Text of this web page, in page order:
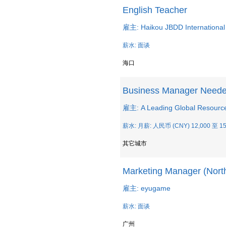
English Teacher
雇主: Haikou JBDD
薪水: 面谈
海口
Business Manager
雇主: A Leading Global
薪水: 月薪: 人民币 (CNY) 12,000 至
其它城市
Marketing Manager
雇主: eyugame
薪水: 面谈
广州